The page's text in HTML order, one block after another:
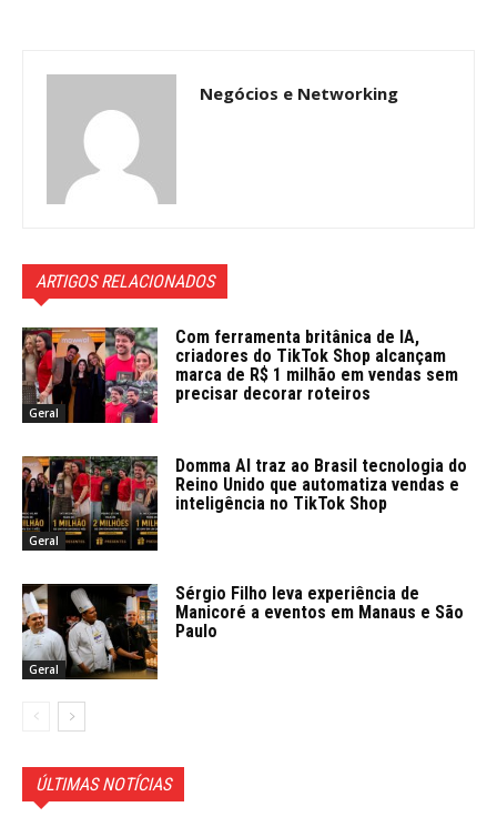
Negócios e Networking
ARTIGOS RELACIONADOS
Geral
Com ferramenta britânica de IA,
criadores do TikTok Shop alcançam
marca de R$ 1 milhão em vendas sem
precisar decorar roteiros
Geral
Domma AI traz ao Brasil tecnologia do
Reino Unido que automatiza vendas e
inteligência no TikTok Shop
Geral
Sérgio Filho leva experiência de
Manicoré a eventos em Manaus e São
Paulo
ÚLTIMAS NOTÍCIAS